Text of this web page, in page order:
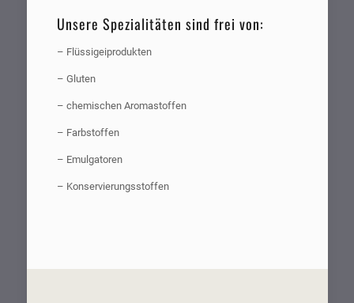
Unsere Spezialitäten sind frei von:
– Flüssigeiprodukten
– Gluten
– chemischen Aromastoffen
– Farbstoffen
– Emulgatoren
– Konservierungsstoffen